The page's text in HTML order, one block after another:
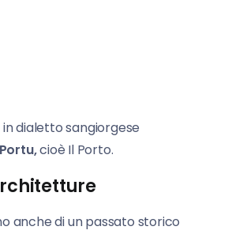
dialetto sangiorgese
cioè Il Porto.
anche di un passato storico